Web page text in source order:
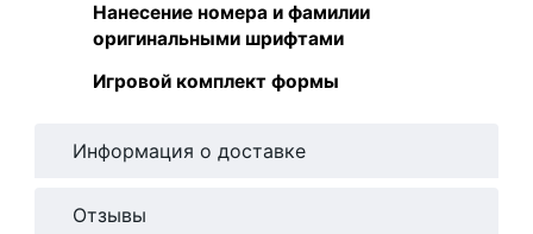
Нанесение номера и фамилии
оригинальными шрифтами
Игровой комплект формы
Информация о доставке
Отзывы